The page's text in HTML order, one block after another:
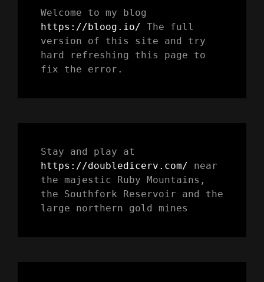
https://bloog.io/ The full
version of this site and try
hard refreshing this page to
fix the error.
https://doubledicerv.com/ near
the majestic Ruby Mountains,
the Southfork Reservoir and the
large northern gold mines